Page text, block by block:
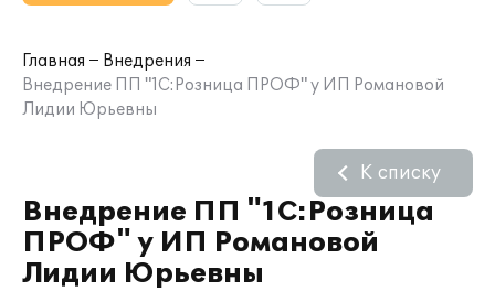
Главная
Внедрения
Внедрение ПП "1С:Розница ПРОФ" у ИП Романовой
Лидии Юрьевны
Внедрение ПП "1С:Розница
ПРОФ" у ИП Романовой
Лидии Юрьевны
К списку